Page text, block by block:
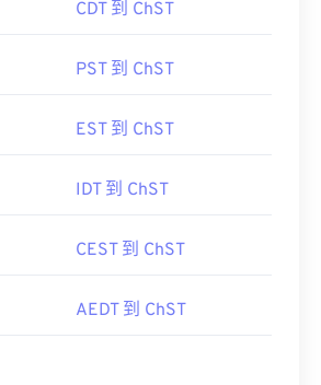
CDT 到 ChST
PST 到 ChST
EST 到 ChST
IDT 到 ChST
CEST 到 ChST
AEDT 到 ChST